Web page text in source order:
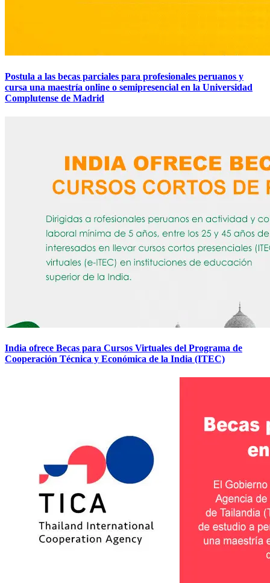
Postula a las becas parciales para profesionales peruanos y
cursa una maestría online o semipresencial en la Universidad
Complutense de Madrid
India ofrece Becas para Cursos Virtuales del Programa de
Cooperación Técnica y Económica de la India (ITEC)